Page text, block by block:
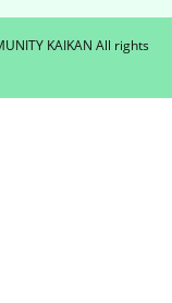
KAIKAN All rights